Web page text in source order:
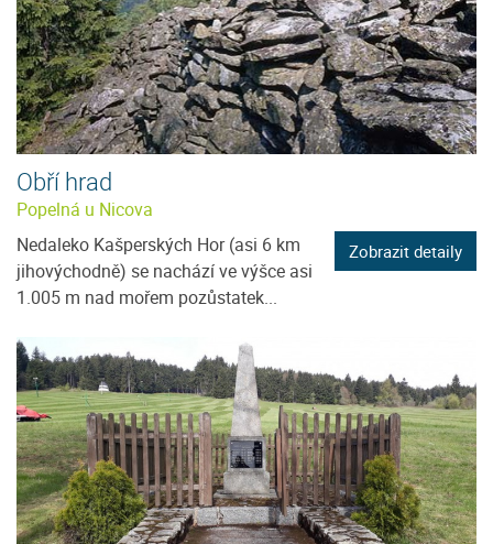
Obří hrad
Popelná u Nicova
Nedaleko Kašperských Hor (asi 6 km
jihovýchodně) se nachází ve výšce asi
1.005 m nad mořem pozůstatek...
Zobrazit detaily